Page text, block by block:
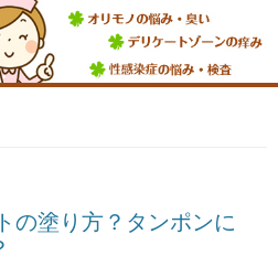
の塗り方？タンポンに